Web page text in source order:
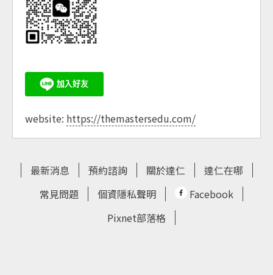
website: https://themastersedu.com/
最新消息 預約諮詢 關於達仁
達仁在哪
常見問題
個資隱私聲明
Facebook
Pixnet部落格